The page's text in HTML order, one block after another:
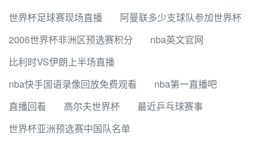
世界杯足球赛现场直播
阿曼联多少支球队参加世界杯
2006世界杯非洲区预选赛积分
nba英文官网
比利时VS伊朗上半场直播
nba快手国语录像回放免费观看
nba第一直播吧
直播回看
高尔夫世界杯
最近乒乓球赛事
世界杯亚洲预选赛中国队名单